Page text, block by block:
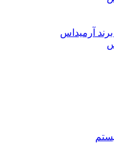
برند آرمیداس